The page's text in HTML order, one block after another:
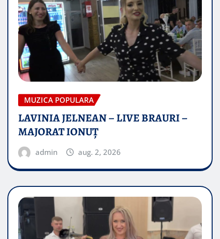
MUZICA POPULARA
LAVINIA JELNEAN – LIVE BRAURI –
MAJORAT IONUŢ
admin aug. 2, 2026